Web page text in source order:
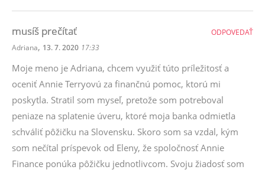
musíš prečítať
Adriana, 13. 7. 2020 17:33
Moje meno je Adriana, chcem využiť túto príležitosť a
oceniť Annie Terryovú za finančnú pomoc, ktorú mi
poskytla. Stratil som myseľ, pretože som potreboval
peniaze na splatenie úveru, ktoré moja banka odmietla
schváliť pôžičku na Slovensku. Skoro som sa vzdal, kým
som nečítal príspevok od Eleny, že spoločnosť Annie
Finance ponúka pôžičku jednotlivcom. Svoju žiadosť som
ODPOVEDAŤ